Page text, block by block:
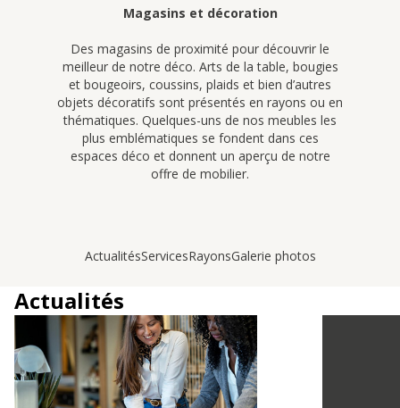
Magasins et décoration
Des magasins de proximité pour découvrir le
meilleur de notre déco. Arts de la table, bougies
et bougeoirs, coussins, plaids et bien d’autres
objets décoratifs sont présentés en rayons ou en
thématiques. Quelques-uns de nos meubles les
plus emblématiques se fondent dans ces
espaces déco et donnent un aperçu de notre
offre de mobilier.
ActualitésServicesRayonsGalerie photos
Actualités